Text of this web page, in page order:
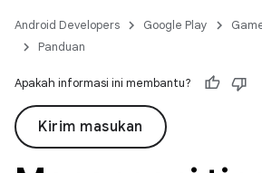
Android Developers Google Play
Panduan
Apakah informasi ini membantu?
Kirim masukan